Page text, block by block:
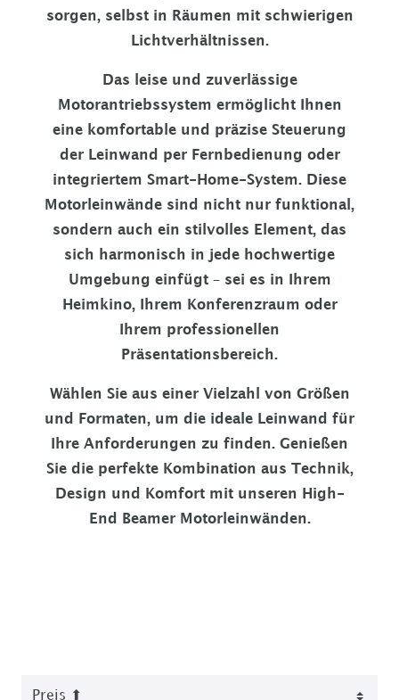
sorgen, selbst in Räumen mit schwierigen
Lichtverhältnissen.
Das leise und zuverlässige
Motorantriebssystem ermöglicht Ihnen
eine komfortable und präzise Steuerung
der Leinwand per Fernbedienung oder
integriertem Smart-Home-System. Diese
Motorleinwände sind nicht nur funktional,
sondern auch ein stilvolles Element, das
sich harmonisch in jede hochwertige
Umgebung einfügt – sei es in Ihrem
Heimkino, Ihrem Konferenzraum oder
Ihrem professionellen
Präsentationsbereich.
Wählen Sie aus einer Vielzahl von Größen
und Formaten, um die ideale Leinwand für
Ihre Anforderungen zu finden. Genießen
Sie die perfekte Kombination aus Technik,
Design und Komfort mit unseren High-
End Beamer Motorleinwänden.